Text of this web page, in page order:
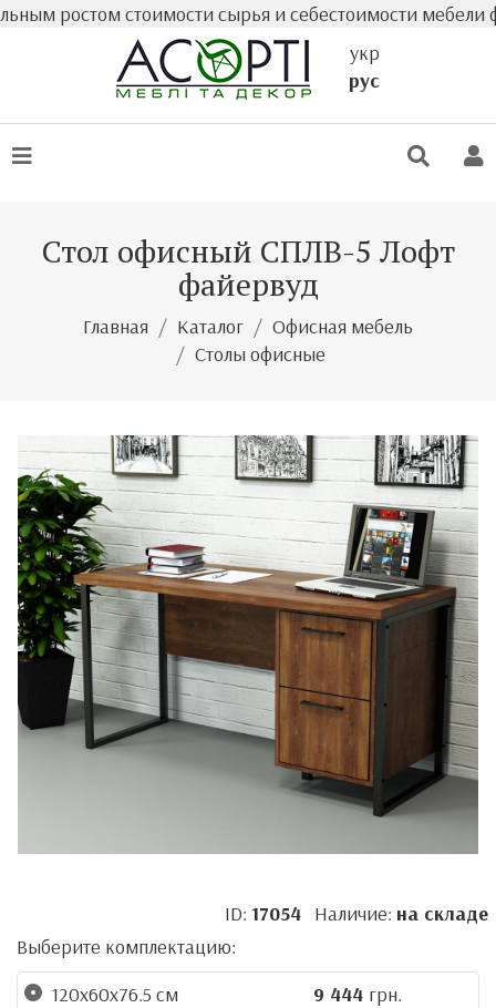
стоимости сырья и себестоимости мебели
укр
рус
Стол офисный СПЛВ-5 Лофт
файервуд
Главная Каталог
Офисная мебель
Столы офисные
ID: 17054Наличие: на складе
Выберите комплектацию:
120х60х76.5 см
9 444 грн.